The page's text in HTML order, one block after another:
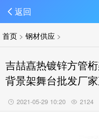
返回
首页 >钢材供应 >
吉喆嚞热镀锌方管
背景架舞台批发厂
2021-05-29 10:20 2124